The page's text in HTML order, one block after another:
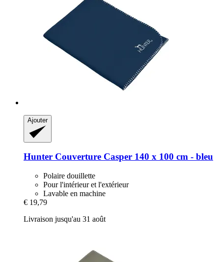
Ajouter
Hunter Couverture Casper 140 x 100 cm -​ bleu
Polaire douillette
Pour l'intérieur et l'extérieur
Lavable en machine
€ 19,79
Livraison jusqu'au 31 août